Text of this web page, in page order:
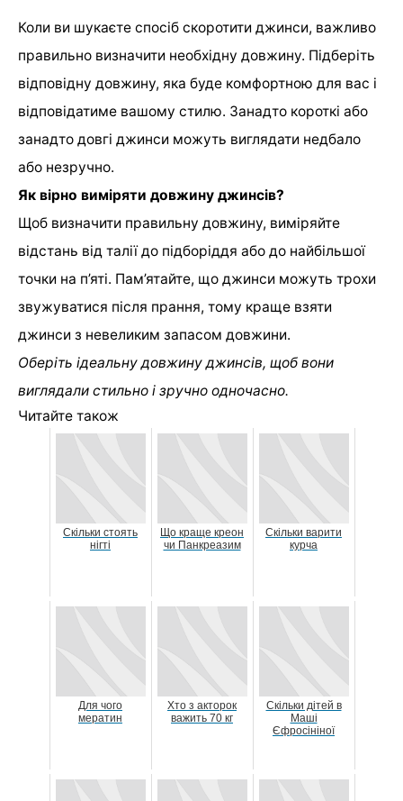
Коли ви шукаєте спосіб скоротити джинси, важливо
правильно визначити необхідну довжину. Підберіть
відповідну довжину, яка буде комфортною для вас і
відповідатиме вашому стилю. Занадто короткі або
занадто довгі джинси можуть виглядати недбало
або незручно.
Як вірно виміряти довжину джинсів?
Щоб визначити правильну довжину, виміряйте
відстань від талії до підборіддя або до найбільшої
точки на п’яті. Пам’ятайте, що джинси можуть трохи
звужуватися після прання, тому краще взяти
джинси з невеликим запасом довжини.
Оберіть ідеальну довжину джинсів, щоб вони
виглядали стильно і зручно одночасно.
Читайте також
Скільки стоять
нігті
Що краще креон
чи Панкреазим
Скільки варити
курча
Для чого
мератин
Хто з акторок
важить 70 кг
Скільки дітей в
Маші
Єфросініної